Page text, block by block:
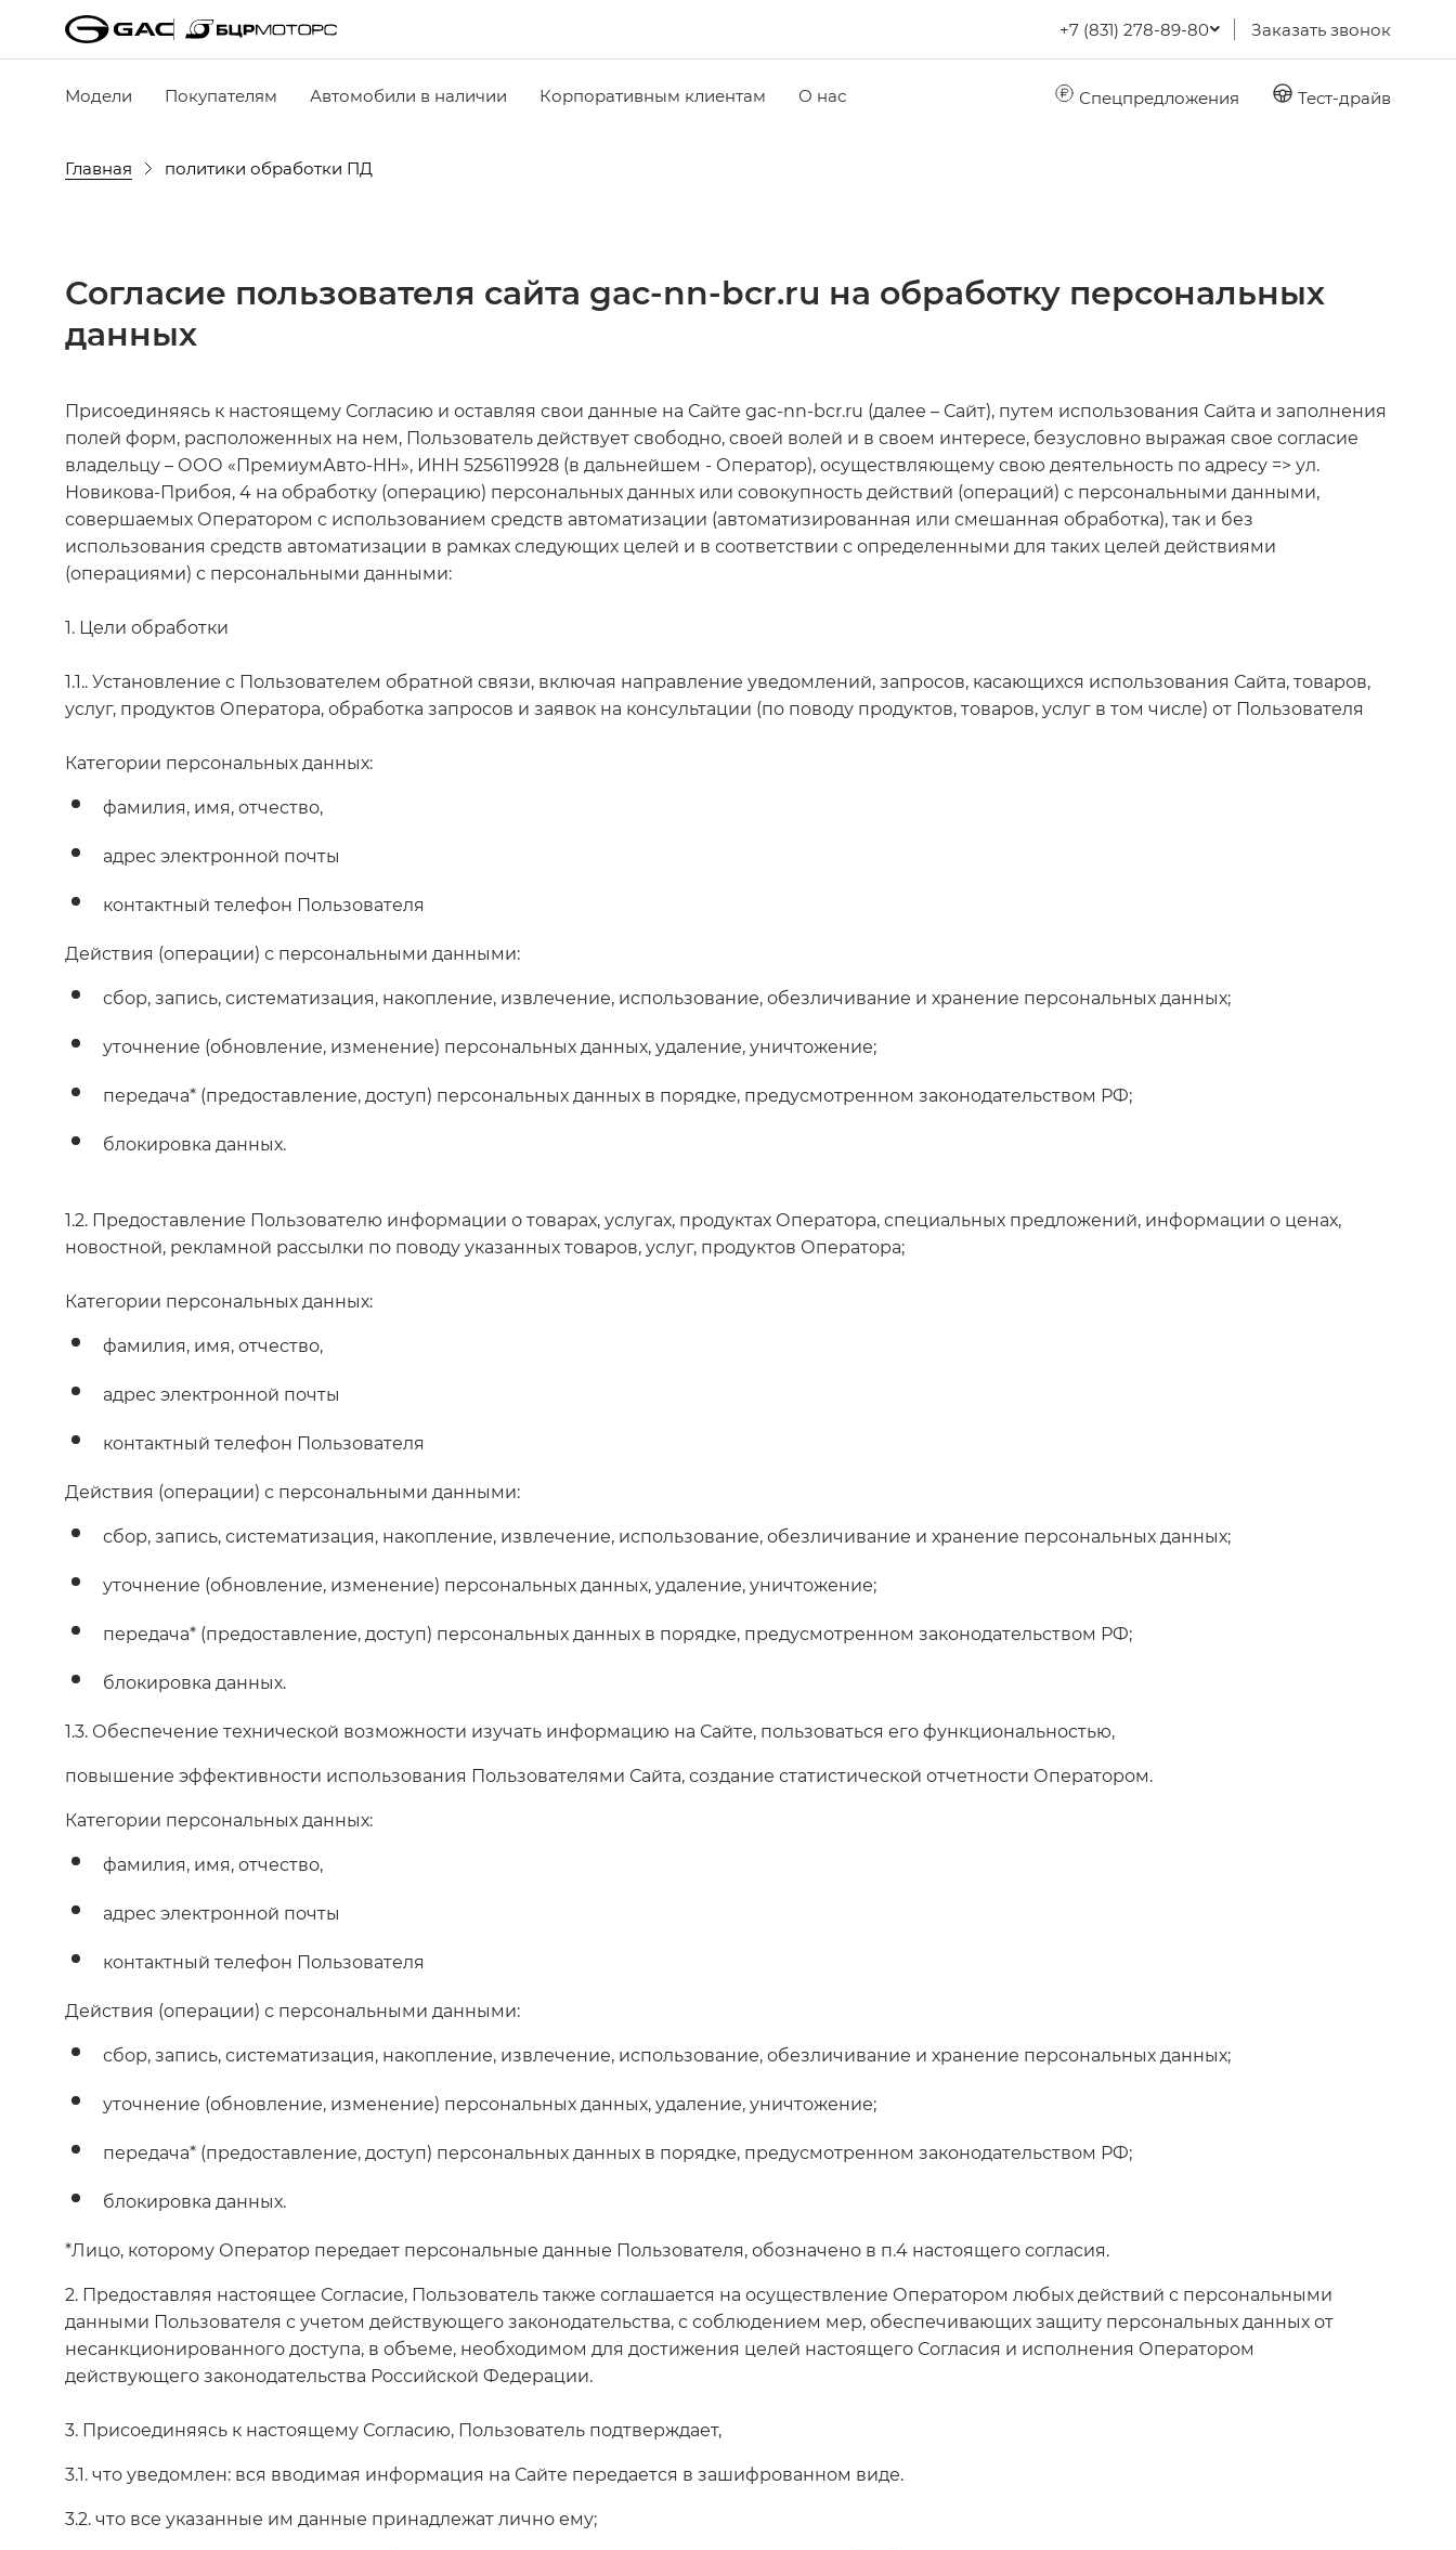
+7 (831) 278-89-80 Заказать звонок
Модели Покупателям Автомобили в наличии Корпоративным клиентам О нас Спецпредложения Тест-драйв
Главная политики обработки ПД
Согласие пользователя сайта gac-nn-bcr.ru на обработку персональных
данных
Присоединяясь к настоящему Согласию и оставляя свои данные на Сайте gac-nn-bcr.ru (далее – Сайт), путем использования Сайта и заполнения
полей форм, расположенных на нем, Пользователь действует свободно, своей волей и в своем интересе, безусловно выражая свое согласие
владельцу – ООО «ПремиумАвто-НН», ИНН 5256119928 (в дальнейшем - Оператор), осуществляющему свою деятельность по адресу => ул.
Новикова-Прибоя, 4 на обработку (операцию) персональных данных или совокупность действий (операций) с персональными данными,
совершаемых Оператором с использованием средств автоматизации (автоматизированная или смешанная обработка), так и без
использования средств автоматизации в рамках следующих целей и в соответствии с определенными для таких целей действиями
(операциями) с персональными данными:
1. Цели обработки
1.1.. Установление с Пользователем обратной связи, включая направление уведомлений, запросов, касающихся использования Сайта, товаров,
услуг, продуктов Оператора, обработка запросов и заявок на консультации (по поводу продуктов, товаров, услуг в том числе) от Пользователя
Категории персональных данных:
фамилия, имя, отчество,
адрес электронной почты
контактный телефон Пользователя
Действия (операции) с персональными данными:
сбор, запись, систематизация, накопление, извлечение, использование, обезличивание и хранение персональных данных;
уточнение (обновление, изменение) персональных данных, удаление, уничтожение;
передача* (предоставление, доступ) персональных данных в порядке, предусмотренном законодательством РФ;
блокировка данных.
1.2. Предоставление Пользователю информации о товарах, услугах, продуктах Оператора, специальных предложений, информации о ценах,
новостной, рекламной рассылки по поводу указанных товаров, услуг, продуктов Оператора;
Категории персональных данных:
фамилия, имя, отчество,
адрес электронной почты
контактный телефон Пользователя
Действия (операции) с персональными данными:
сбор, запись, систематизация, накопление, извлечение, использование, обезличивание и хранение персональных данных;
уточнение (обновление, изменение) персональных данных, удаление, уничтожение;
передача* (предоставление, доступ) персональных данных в порядке, предусмотренном законодательством РФ;
блокировка данных.
1.3. Обеспечение технической возможности изучать информацию на Сайте, пользоваться его функциональностью,
повышение эффективности использования Пользователями Сайта, создание статистической отчетности Оператором.
Категории персональных данных:
фамилия, имя, отчество,
адрес электронной почты
контактный телефон Пользователя
Действия (операции) с персональными данными:
сбор, запись, систематизация, накопление, извлечение, использование, обезличивание и хранение персональных данных;
уточнение (обновление, изменение) персональных данных, удаление, уничтожение;
передача* (предоставление, доступ) персональных данных в порядке, предусмотренном законодательством РФ;
блокировка данных.
*Лицо, которому Оператор передает персональные данные Пользователя, обозначено в п.4 настоящего согласия.
2. Предоставляя настоящее Согласие, Пользователь также соглашается на осуществление Оператором любых действий с персональными
данными Пользователя с учетом действующего законодательства, с соблюдением мер, обеспечивающих защиту персональных данных от
несанкционированного доступа, в объеме, необходимом для достижения целей настоящего Согласия и исполнения Оператором
действующего законодательства Российской Федерации.
3. Присоединяясь к настоящему Согласию, Пользователь подтверждает,
3.1. что уведомлен: вся вводимая информация на Сайте передается в зашифрованном виде.
3.2. что все указанные им данные принадлежат лично ему;